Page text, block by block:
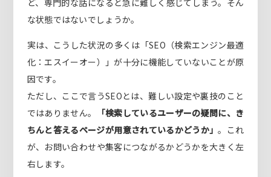
な状態ではないでしょうか。
実は、こうした状況の多くは「SEO（検索エンジン最適
化：エスイーオー）」が十分に機能していないことが原
因です。
ただし、ここで言うSEOとは、難しい設定や裏技のこと
ではありません。
「検索しているユーザーの疑問に、き
ちんと答えるページが用意されているかどうか」。これ
が、お問い合わせや集客につながるかどうかを大きく左
右します。